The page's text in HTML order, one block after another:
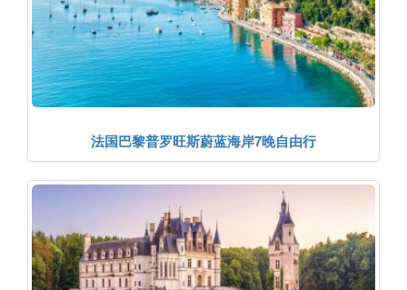
法国巴黎普罗旺斯蔚蓝海岸7晚自由行